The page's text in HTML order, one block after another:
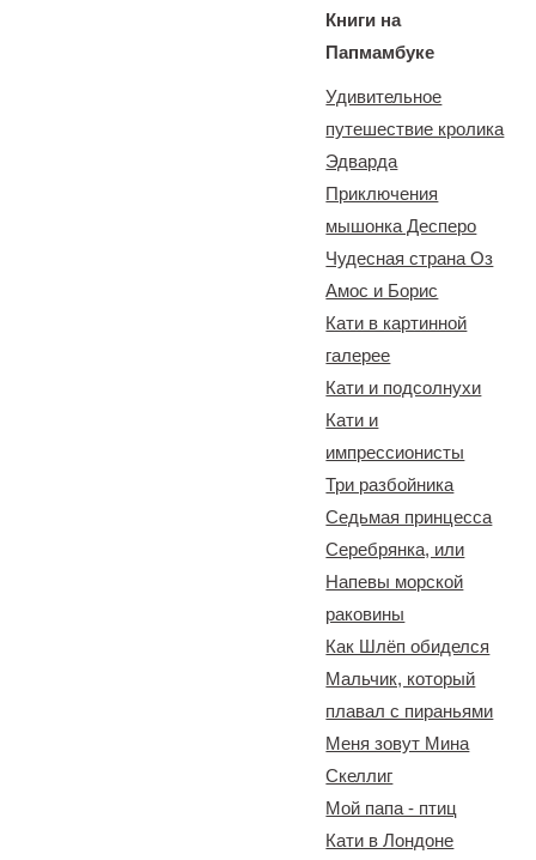
Книги на
Папмамбуке
Удивительное
путешествие кролика
Эдварда
Приключения
мышонка Десперо
Чудесная страна Оз
Амос и Борис
Кати в картинной
галерее
Кати и подсолнухи
Кати и
импрессионисты
Три разбойника
Седьмая принцесса
Серебрянка, или
Напевы морской
раковины
Как Шлёп обиделся
Мальчик, который
плавал с пираньями
Меня зовут Мина
Скеллиг
Мой папа - птиц
Кати в Лондоне